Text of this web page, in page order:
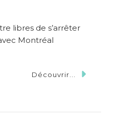
libres de s’arrêter
Montréal
Découvrir...